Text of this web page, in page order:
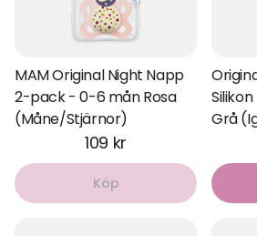
MAM Original Night Napp
2-pack - 0-6 mån Rosa
(Måne/Stjärnor)
109 kr
Köp
Grå